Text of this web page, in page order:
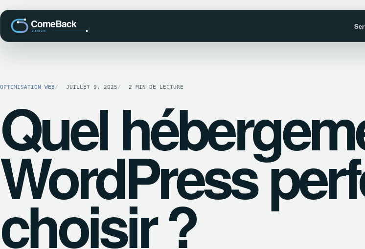
OPTIMISATION WEB JUILLET 9, 2025 2 MIN DE LECTURE
Quel
WordPress
choisir ?